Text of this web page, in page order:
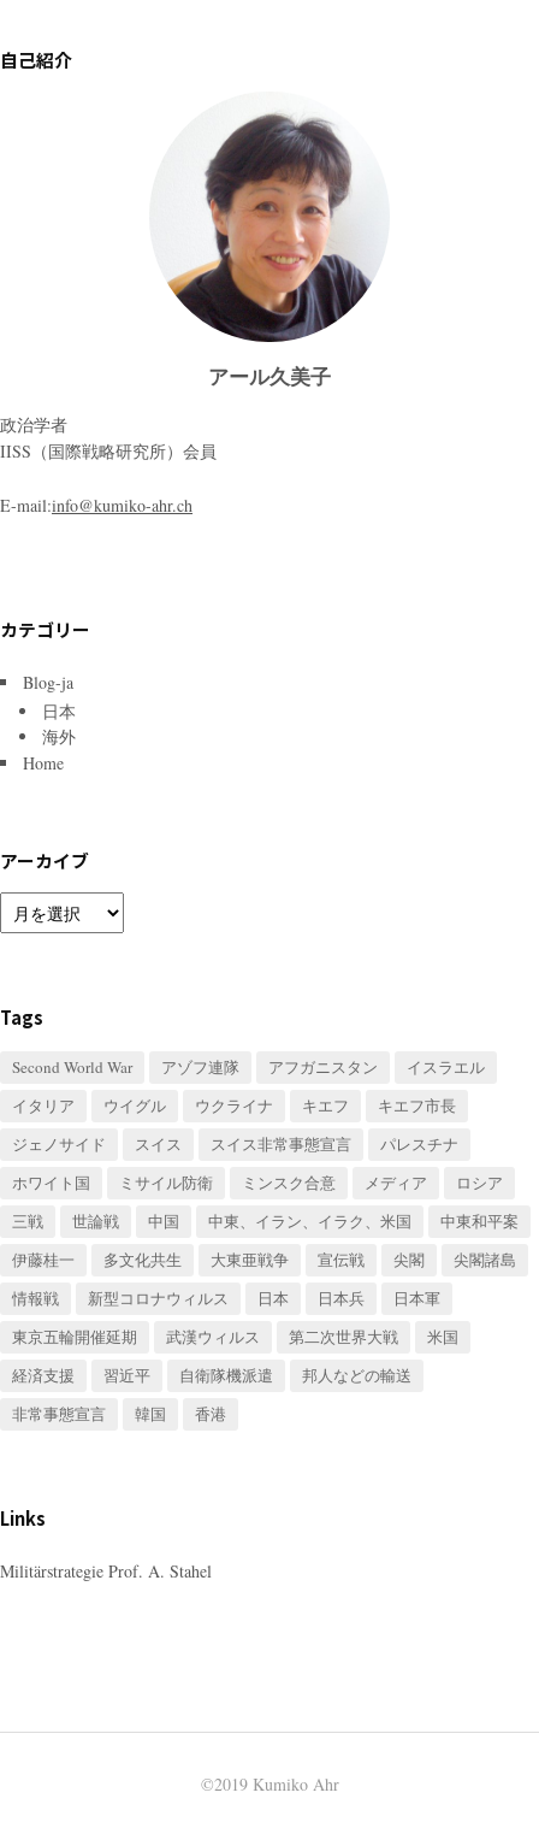
択
自己紹介
アール久美子
政治学者
IISS（国際戦略研究所）会員
E-mail:info@kumiko-ahr.ch
カテゴリー
Blog-ja
日本
海外
Home
アーカイブ
ー
ブ
Tags
Second World War アゾフ連隊 アフガニスタン
イスラエル
イタリア
ウイグル ウクライナ キエフ
キエフ市長
ジェノサイド
スイス スイス非常事態宣言
パレスチナ
ホワイト国
ミサイル防衛 ミンスク合意 メディア
ロシア
三戦
世論戦 中国 中東、イラン、イラク、米国
中東和平案
伊藤桂一
多文化共生 大東亜戦争 宣伝戦 尖閣
尖閣諸島
情報戦
新型コロナウィルス 日本 日本兵
日本軍
東京五輪開催延期
武漢ウィルス 第二次世界大戦
米国
経済支援
習近平 自衛隊機派遣
邦人などの輸送
非常事態宣言
韓国 香港
Links
Militärstrategie Prof. A. Stahel
©2019 Kumiko Ahr